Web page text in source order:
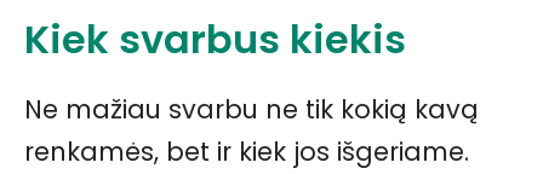
Kiek svarbus kiekis
Ne mažiau svarbu ne tik kokią kavą
renkamės, bet ir kiek jos išgeriame.